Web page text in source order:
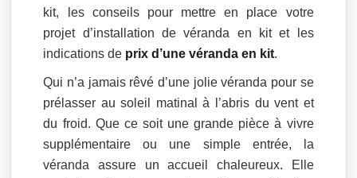
kit, les conseils pour mettre en place votre
projet d’installation de véranda en kit et les
indications de prix d’une véranda en kit.
Qui n’a jamais rêvé d’une jolie véranda pour se
prélasser au soleil matinal à l’abris du vent et
du froid. Que ce soit une grande pièce à vivre
supplémentaire ou une simple entrée, la
véranda assure un accueil chaleureux. Elle